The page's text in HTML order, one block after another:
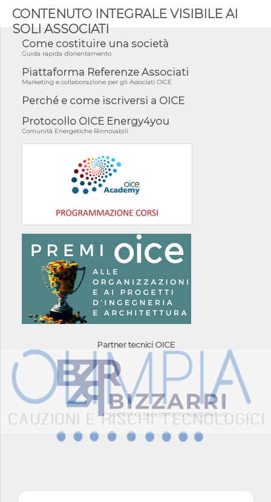
CONTENUTO INTEGRALE VISIBILE AI
SOLI ASSOCIATI
Come costituire una società
Guida rapida d'orientamento
Piattaforma Referenze Associati
Marketing e collaborazione per gli Associati OICE
Perché e come iscriversi a OICE
Protocollo OICE Energy4you
Comunità Energetiche Rinnovabili
Partner tecnici OICE